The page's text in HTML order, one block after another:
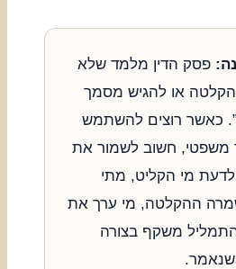
פסק הדין מלמד שלא
או להגיש מסמך
כאשר רוצים להשתמש
משפטי, חשוב לשמור את
מי הקליט, מתי
ההקלטה, מי ערך את
משקף בצורה